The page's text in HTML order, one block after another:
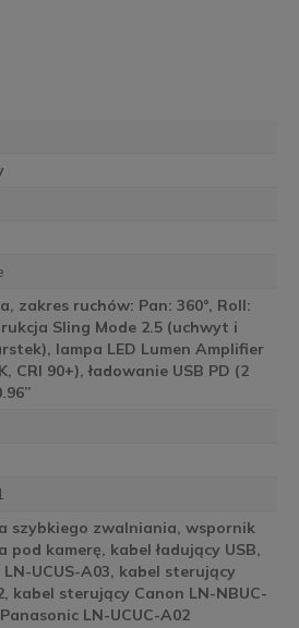
zakres ruchów: Pan: 360°, Roll:
Sling Mode 2.5 (uchwyt i
lampa LED Lumen Amplifier
CRI 90+), ładowanie USB PD (2
szybkiego zwalniania, wspornik
kamerę, kabel ładujący USB,
UCUS-A03, kabel sterujący
kabel sterujący Canon LN-NBUC-
LN-UCUC-A02